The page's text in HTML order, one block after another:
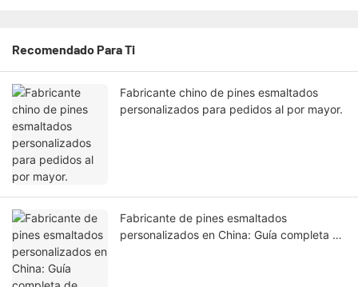
Recomendado Para Ti
Fabricante chino de pines esmaltados
personalizados para pedidos al por mayor.
Fabricante de pines esmaltados
personalizados en China: Guía completa de